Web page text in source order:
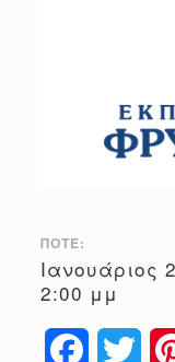
ΠΌΤΕ:
Ιανουάριος
2:00 μμ
Facebook